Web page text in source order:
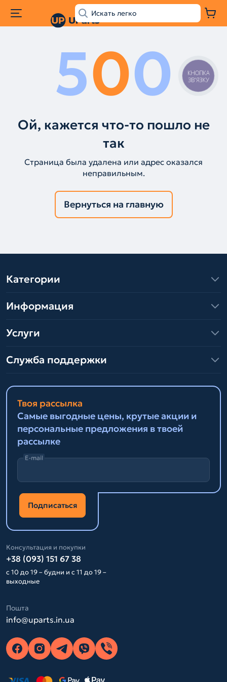
500
Ой, кажется что-то пошло не
так
Страница была удалена или адрес оказался
неправильным.
Вернуться на главную
Категории
Информация
Услуги
Служба поддержки
Твоя рассылка
Самые выгодные цены, крутые акции и
персональные предложения в твоей
рассылке
E-mail
Подписаться
Консультация и покупки
+38 (093) 151 67 38
с 10 до 19 – будни и с 11 до 19 –
выходные
Пошта
info@uparts.in.ua
КНОПКА
ЗВ'ЯЗКУ